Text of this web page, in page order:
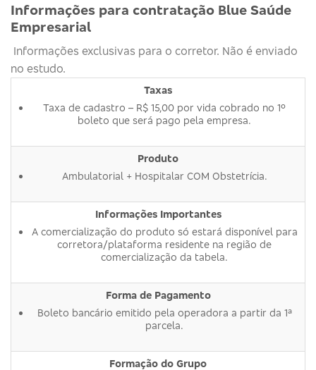
Informações para contratação Blue Saúde
Empresarial
Informações exclusivas para o corretor. Não é enviado
no estudo.
Taxas
Taxa de cadastro – R$ 15,00 por vida cobrado no 1º
boleto que será pago pela empresa.
Produto
Ambulatorial + Hospitalar COM Obstetrícia.
Informações Importantes
A comercialização do produto só estará disponível para
corretora/plataforma residente na região de
comercialização da tabela.
Forma de Pagamento
Boleto bancário emitido pela operadora a partir da 1ª
parcela.
Formação do Grupo